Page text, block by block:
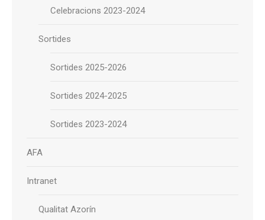
Celebracions 2023-2024
Sortides
Sortides 2025-2026
Sortides 2024-2025
Sortides 2023-2024
AFA
Intranet
Qualitat Azorín